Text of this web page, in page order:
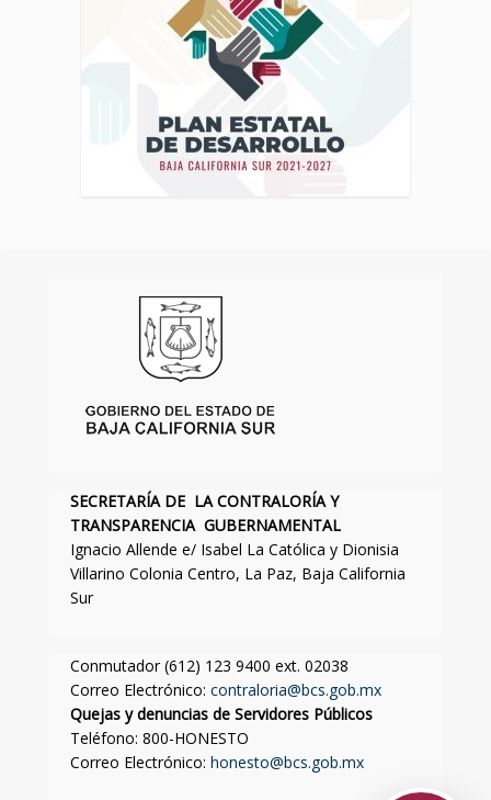
SECRETARÍA DE LA CONTRALORÍA Y
TRANSPARENCIA GUBERNAMENTAL
Ignacio Allende e/ Isabel La Católica y Dionisia
Villarino Colonia Centro, La Paz, Baja California
Sur
Conmutador (612) 123 9400 ext. 02038
Correo Electrónico: contraloria@bcs.gob.mx
Quejas y denuncias de Servidores Públicos
Teléfono: 800-HONESTO
Correo Electrónico: honesto@bcs.gob.mx